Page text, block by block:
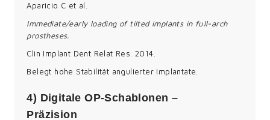
Aparicio C et al.
Immediate/early loading of tilted implants in full-arch
prostheses.
Clin Implant Dent Relat Res. 2014.
Belegt hohe Stabilität angulierter Implantate.
4) Digitale OP-Schablonen –
Präzision